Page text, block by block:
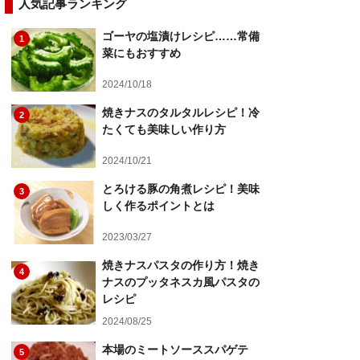
人気記事ランキング
1
ゴーヤの塩漬けレシピ……常備
菜にもおすすめ
2024/10/18
2
焼きナスのタルタルレシピ！冷
たくても美味しい作り方
2024/10/21
3
とろける豚の角煮レシピ！美味
しく作るポイントとは
2023/03/27
4
焼きナスパスタの作り方！焼き
ナスのプッタネスカ風パスタの
レシピ
2024/08/25
5 本場のミートソーススパゲテ